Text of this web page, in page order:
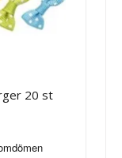
20 st